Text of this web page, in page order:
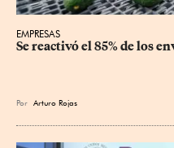
EMPRESAS
Se reactivó el 85% de los
Por Arturo Rojas